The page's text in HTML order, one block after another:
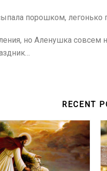
порошком, легонько
но Аленушка
RECENT